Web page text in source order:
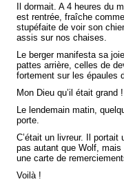
Il dormait. A 4 heures du
est rentrée, fraîche
stupéfaite de voir son
assis sur nos chaises.
Le berger manifesta sa
pattes arrière, celles de
fortement sur les épaules
Mon Dieu qu’il était grand !
Le lendemain matin,
porte.
C’était un livreur. Il portait
pas autant que Wolf,
une carte de
Voilà !